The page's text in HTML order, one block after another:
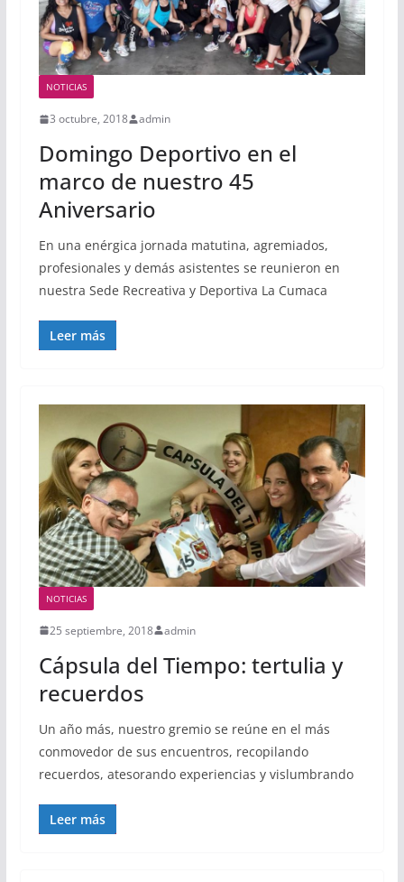
NOTICIAS
3 octubre, 2018 admin
Domingo Deportivo en el
marco de nuestro 45
Aniversario
En una enérgica jornada matutina, agremiados,
profesionales y demás asistentes se reunieron en
nuestra Sede Recreativa y Deportiva La Cumaca
Leer más
NOTICIAS
25 septiembre, 2018 admin
Cápsula del Tiempo: tertulia y
recuerdos
Un año más, nuestro gremio se reúne en el más
conmovedor de sus encuentros, recopilando
recuerdos, atesorando experiencias y vislumbrando
Leer más